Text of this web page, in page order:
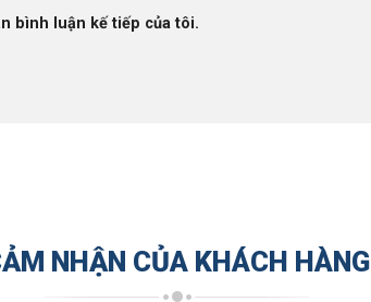
bình luận kế tiếp của tôi.
NHẬN CỦA KHÁCH HÀNG